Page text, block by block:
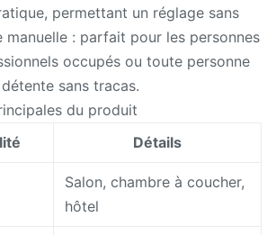
permettant un réglage sans
: parfait pour les personnes
occupés ou toute personne
sans tracas.
du produit
Détails
Salon, chambre à coucher,
hôtel